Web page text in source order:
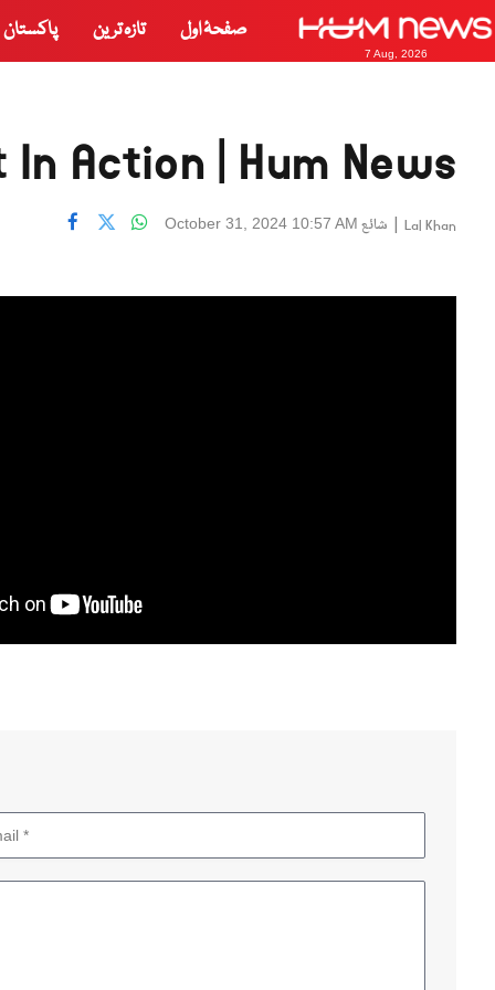
7 Aug, 2026
صفحۂ اول تازہ ترین پاکستان
Action | Hum News
Lal Khan
| شائع October 31, 2024 10:57 AM